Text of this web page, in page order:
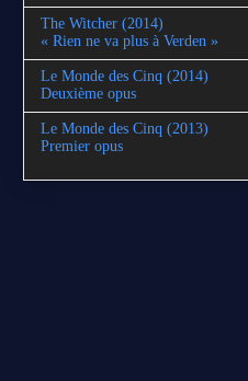
The Witcher (2014)
« Rien ne va plus à Verden »
Le Monde des Cinq (2014)
Deuxième opus
Le Monde des Cinq (2013)
Premier opus